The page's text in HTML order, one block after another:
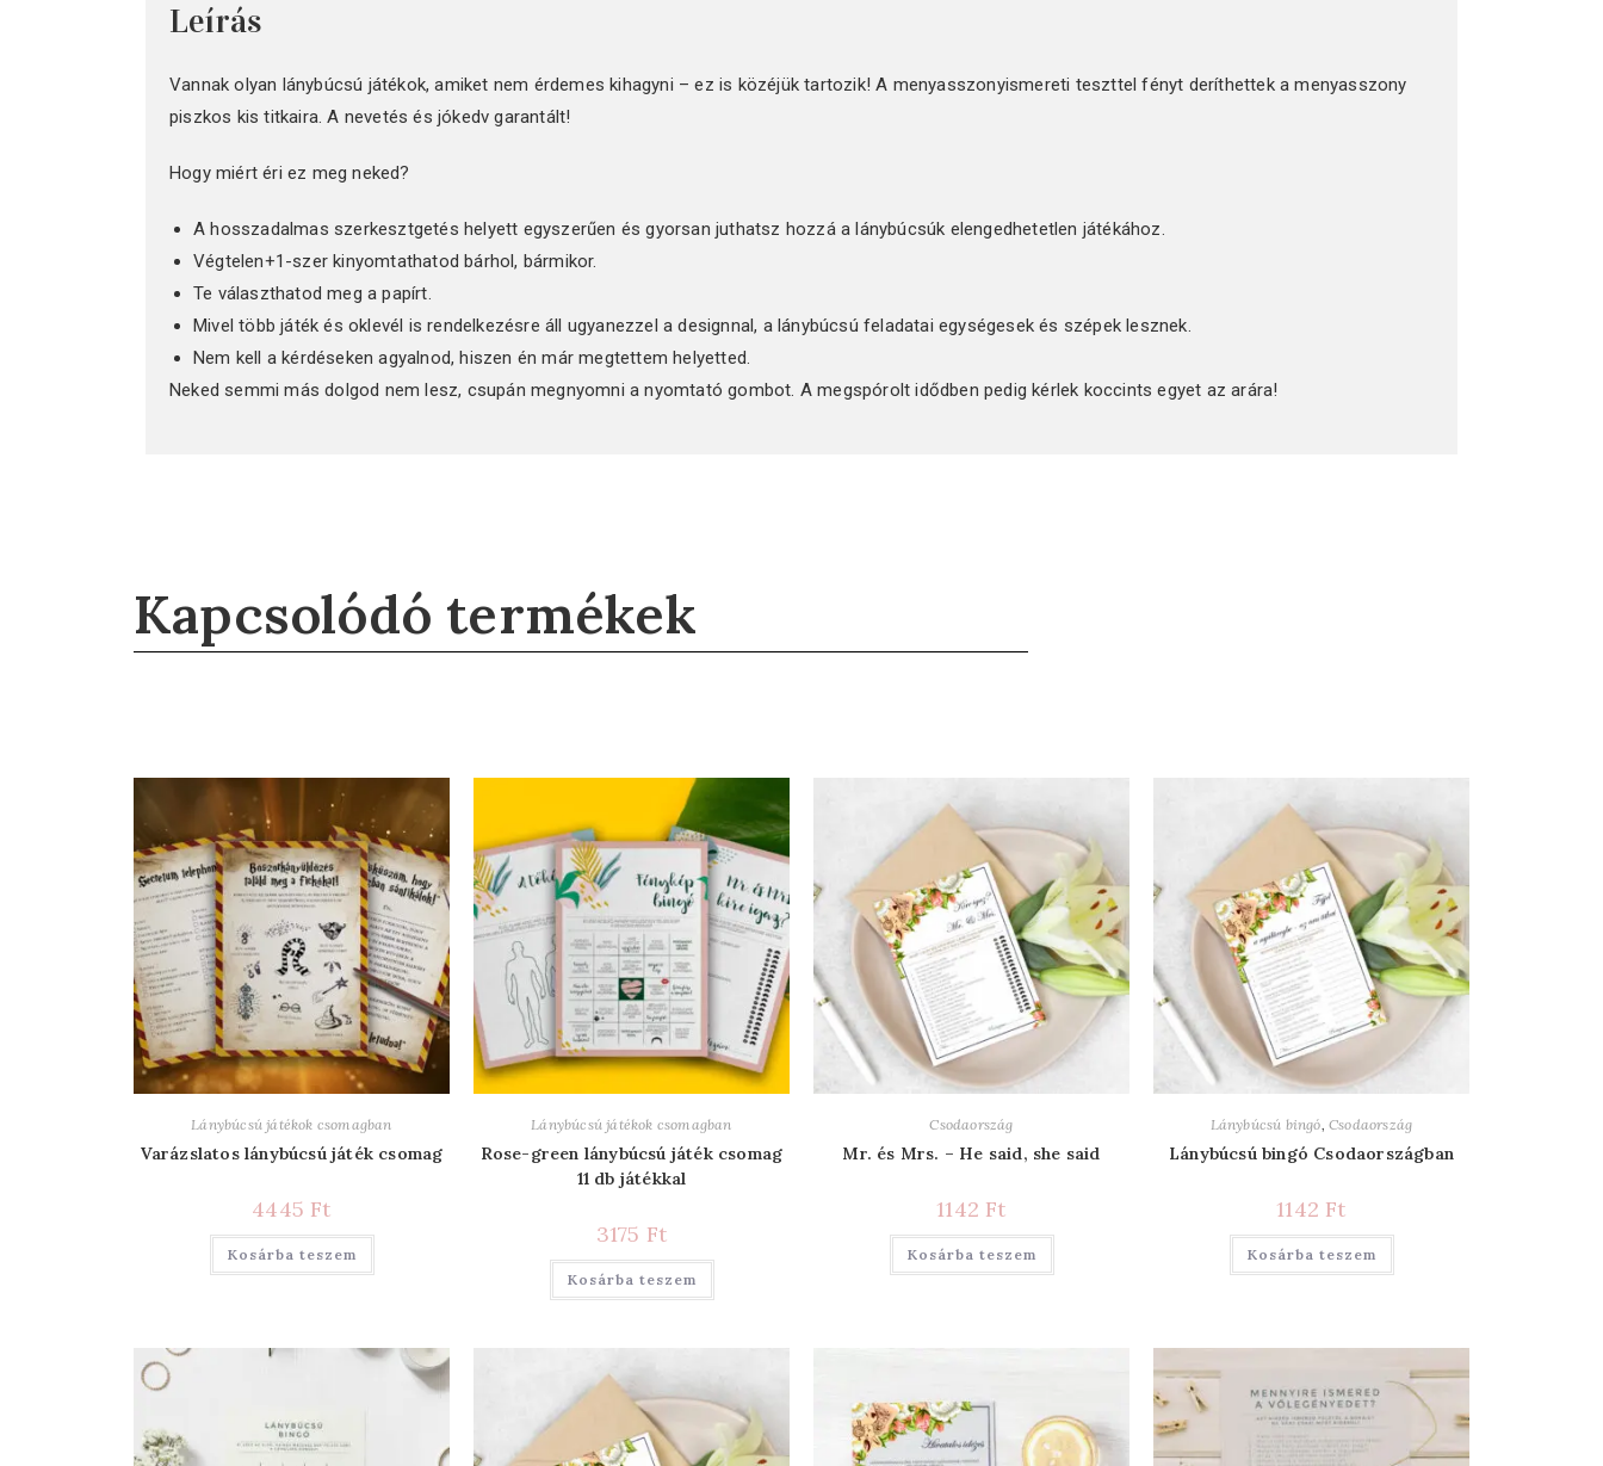
Leírás
Vannak olyan lánybúcsú játékok, amiket nem érdemes kihagyni – ez is közéjük tartozik! A menyasszonyismereti teszttel fényt deríthettek a menyasszony
piszkos kis titkaira. A nevetés és jókedv garantált!
Hogy miért éri ez meg neked?
A hosszadalmas szerkesztgetés helyett egyszerűen és gyorsan juthatsz hozzá a lánybúcsúk elengedhetetlen játékához.
Végtelen+1-szer kinyomtathatod bárhol, bármikor.
Te választhatod meg a papírt.
Mivel több játék és oklevél is rendelkezésre áll ugyanezzel a designnal, a lánybúcsú feladatai egységesek és szépek lesznek.
Nem kell a kérdéseken agyalnod, hiszen én már megtettem helyetted.
Neked semmi más dolgod nem lesz, csupán megnyomni a nyomtató gombot. A megspórolt idődben pedig kérlek koccints egyet az arára!
Kapcsolódó termékek
Lánybúcsú játékok csomagban
Varázslatos lánybúcsú játék csomag
4445 Ft
Kosárba teszem
Lánybúcsú játékok csomagban
Rose-green lánybúcsú játék csomag
11 db játékkal
3175 Ft
Kosárba teszem
Csodaország
Mr. és Mrs. – He said, she said
1142 Ft
Kosárba teszem
Lánybúcsú bingó,Csodaország
Lánybúcsú bingó Csodaországban
1142 Ft
Kosárba teszem